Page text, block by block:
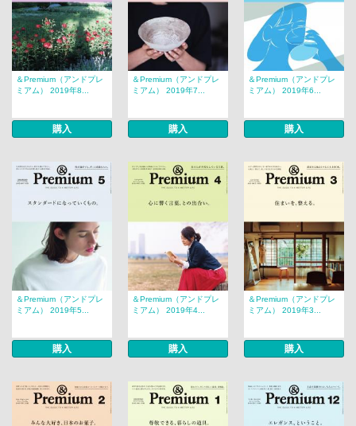
＆Premium（アンドプレ
ミアム） 2019年8...
購入
＆Premium（アンドプレ
ミアム） 2019年7...
購入
＆Premium（アンドプレ
ミアム） 2019年6...
購入
＆Premium（アンドプレ
ミアム） 2019年5...
購入
＆Premium（アンドプレ
ミアム） 2019年4...
購入
＆Premium（アンドプレ
ミアム） 2019年3...
購入